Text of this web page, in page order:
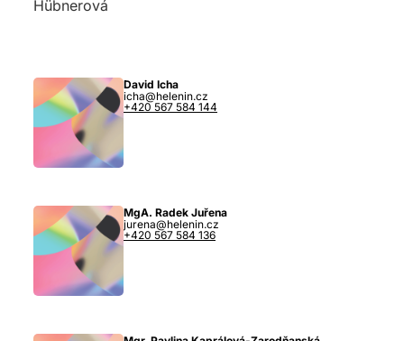
David Icha
icha@helenin.cz
+420 567 584 144
MgA. Radek Juřena
jurena@helenin.cz
+420 567 584 136